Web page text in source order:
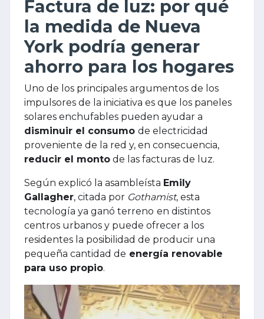
Factura de luz: por qué
la medida de Nueva
York podría generar
ahorro para los hogares
Uno de los principales argumentos de los
impulsores de la iniciativa es que los paneles
solares enchufables pueden ayudar a
disminuir el consumo de electricidad
proveniente de la red y, en consecuencia,
reducir el monto de las facturas de luz.
Según explicó la asambleísta Emily
Gallagher, citada por Gothamist, esta
tecnología ya ganó terreno en distintos
centros urbanos y puede ofrecer a los
residentes la posibilidad de producir una
pequeña cantidad de energía renovable
para uso propio.